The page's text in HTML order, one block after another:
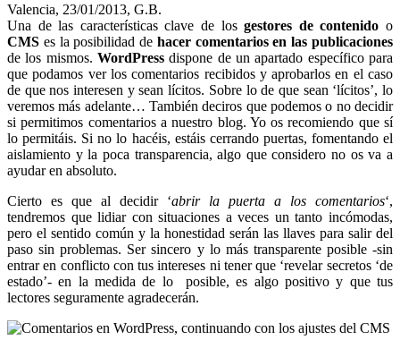
Valencia, 23/01/2013, G.B.
Una de las características clave de losgestores de contenido o
CMS es la posibilidad de hacer comentarios en las publicaciones
de los mismos. WordPress dispone de un apartado específico para
que podamos ver los comentarios recibidos y aprobarlos en el caso
de que nos interesen y sean lícitos. Sobre lo de que sean ‘lícitos’, lo
veremos más adelante… También deciros que podemos o no decidir
si permitimos comentarios a nuestro blog. Yo os recomiendo que sí
lo permitáis. Si no lo hacéis, estáis cerrando puertas, fomentando el
aislamiento y la poca transparencia, algo que considero no os va a
ayudar en absoluto.
Cierto es que al decidir ‘abrir la puerta a los comentarios‘,
tendremos que lidiar con situaciones a veces un tanto incómodas,
pero el sentido común y la honestidad serán las llaves para salir del
paso sin problemas. Ser sincero y lo más transparente posible -sin
entrar en conflicto con tus intereses ni tener que ‘revelar secretos ‘de
estado’- en la medida de lo posible, es algo positivo y que tus
lectores seguramente agradecerán.